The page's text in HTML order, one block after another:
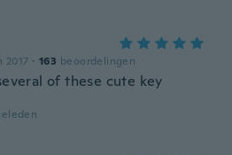
2017 · 163 beoordelingen
of these cute key